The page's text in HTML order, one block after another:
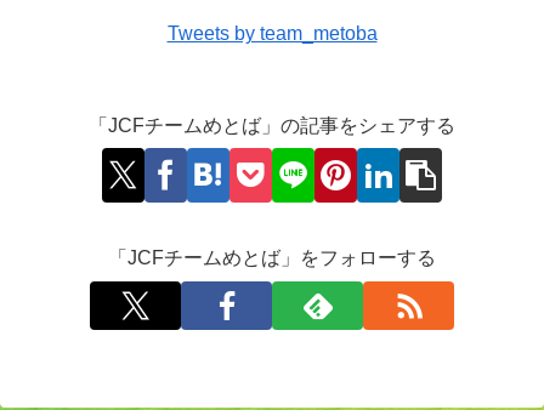
Tweets by team_metoba
「JCFチームめとば」の記事をシェアする
「JCFチームめとば」をフォローする